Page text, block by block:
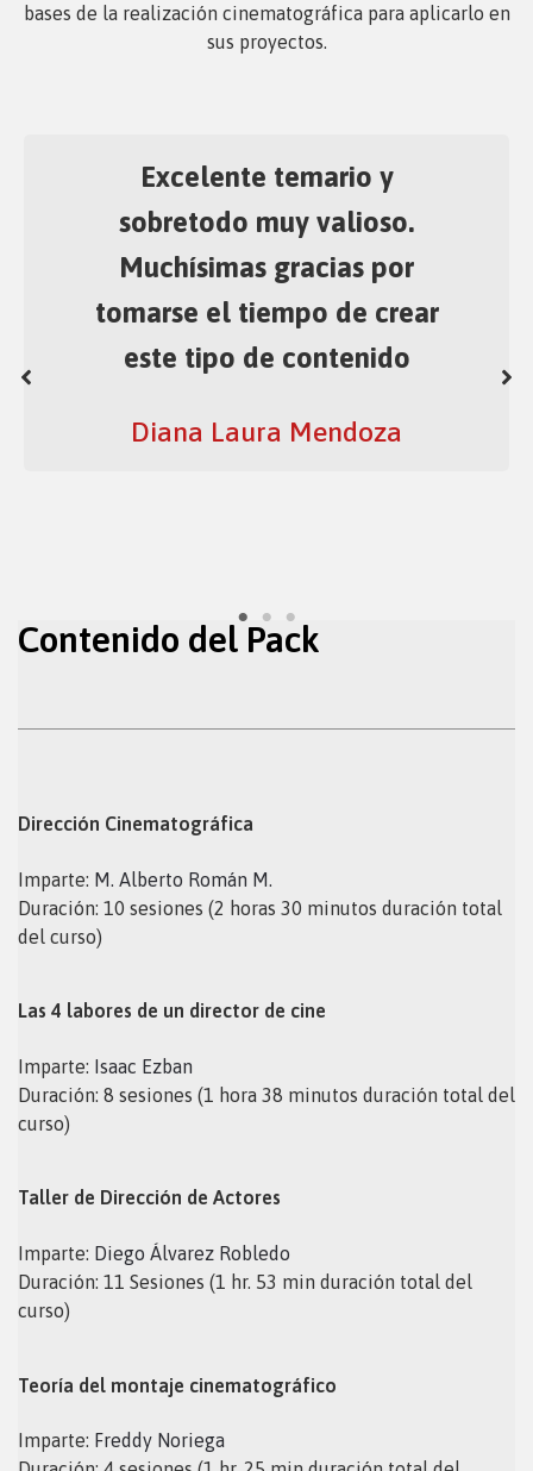
bases de la realización cinematográfica para aplicarlo en
sus proyectos.
Este curso ha sido
excelentísimo para lograr mis
objetivos al iniciarlo, creo
firmemente que las
enseñanzas han quedado bien
Mi admiración y gratitud para
Contenido del Pack
Dirección Cinematográfica
Imparte: M. Alberto Román M.
Duración: 10 sesiones (2 horas 30 minutos duración total
del curso)
Las 4 labores de un director de cine
Imparte: Isaac Ezban
Duración: 8 sesiones (1 hora 38 minutos duración total del
curso)
Taller de Dirección de Actores
Imparte: Diego Álvarez Robledo
Duración: 11 Sesiones (1 hr. 53 min duración total del
curso)
Teoría del montaje cinematográfico
Imparte: Freddy Noriega